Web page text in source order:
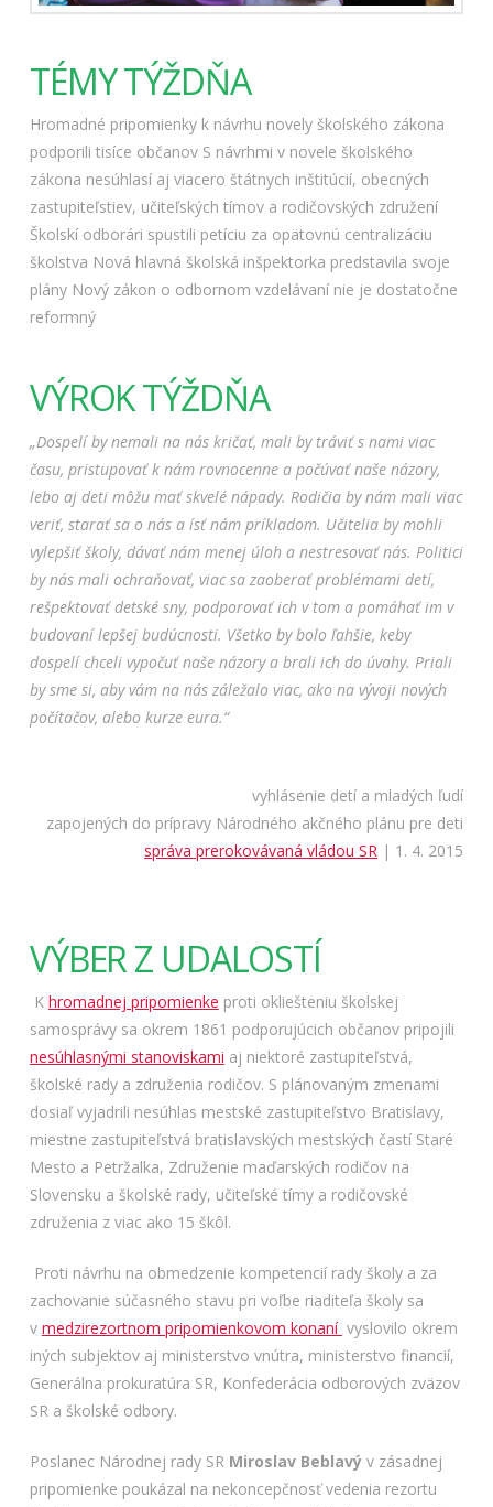
TÉMY TÝŽDŇA
Hromadné pripomienky k návrhu novely školského zákona
podporili tisíce občanovS návrhmi v novele školského
zákona nesúhlasí aj viacero štátnych inštitúcií, obecných
zastupiteľstiev, učiteľských tímov a rodičovských združení
Školskí odborári spustili petíciu za opätovnú centralizáciu
školstva Nová hlavná školská inšpektorka predstavila svoje
plányNový zákon o odbornom vzdelávaní nie je dostatočne
reformný
VÝROK TÝŽDŇA
„Dospelí by nemali na nás kričať, mali by tráviť s nami viac
času, pristupovaťk nám rovnocenne a počúvať naše názory,
lebo aj deti môžu mať skvelé nápady. Rodičia by nám mali viac
veriť, starať sa o nás a ísť nám príkladom. Učitelia by mohli
vylepšiť školy, dávať nám menej úloh a nestresovať nás. Politici
by nás mali ochraňovať, viac sa zaoberať problémami detí,
rešpektovať detské sny, podporovať ich v tom a pomáhať im v
budovaní lepšej budúcnosti. Všetko by bolo ľahšie, keby
dospelí chceli vypočuť naše názory a brali ich do úvahy. Priali
by sme si, aby vám na nás záležalo viac, ako na vývoji nových
počítačov, alebo kurze eura.“
vyhlásenie detí a mladých ľudí
zapojených do prípravy Národného akčného plánu pre deti
správa prerokovávaná vládou SR | 1. 4. 2015
VÝBER Z UDALOSTÍ
K hromadnej pripomienke proti okliešteniu školskej
samosprávy sa okrem 1861 podporujúcich občanov pripojili
nesúhlasnými stanoviskami aj niektoré zastupiteľstvá,
školské rady a združenia rodičov. S plánovaným zmenami
dosiaľ vyjadrili nesúhlas mestské zastupiteľstvo Bratislavy,
miestne zastupiteľstvá bratislavských mestských častí Staré
Mesto a Petržalka, Združenie maďarských rodičov na
Slovensku a školské rady, učiteľské tímy a rodičovské
združenia z viac ako 15 škôl.
Proti návrhu na obmedzenie kompetencií rady školy a za
zachovanie súčasného stavu pri voľbe riaditeľa školy sa
v medzirezortnom pripomienkovom konaní vyslovilo okrem
iných subjektov aj ministerstvo vnútra, ministerstvo financií,
Generálna prokuratúra SR, Konfederácia odborových zväzov
SR a školské odbory.
Poslanec Národnej rady SR Miroslav Beblavýv zásadnej
pripomienke poukázal na nekoncepčnosť vedenia rezortu